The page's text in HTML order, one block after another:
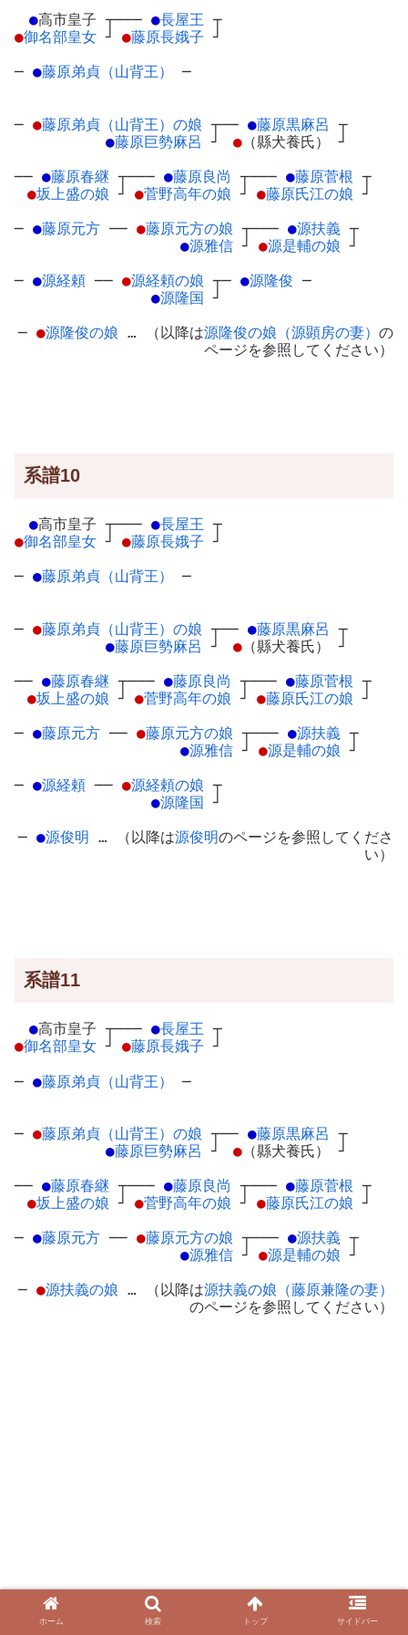
●高市皇子 ┬
●御名部皇女 ┘
─── ●長屋王 ┬
●藤原長娥子 ┘
─ ●藤原弟貞（山背王） ─
─ ●藤原弟貞（山背王）の娘 ┬
●藤原巨勢麻呂 ┘
── ●藤原黒麻呂 ┬
● （縣犬養氏） ┘
── ●藤原春継 ┬
●坂上盛の娘 ┘
─── ●藤原良尚 ┬
●菅野高年の娘 ┘
─── ●藤原菅根 ┬
●藤原氏江の娘 ┘
─ ●藤原元方 ── ●藤原元方の娘 ┬
●源雅信 ┘
─── ●源扶義 ┬
●源是輔の娘 ┘
─ ●源経頼 ── ●源経頼の娘 ┬
●源隆国 ┘
─ ●源隆俊 ─
─ ●源隆俊の娘 … （以降は源隆俊の娘（源顕房の妻） の
ページを参照してください）
系譜10
●高市皇子 ┬
●御名部皇女 ┘
─── ●長屋王 ┬
●藤原長娥子 ┘
─ ●藤原弟貞（山背王） ─
─ ●藤原弟貞（山背王）の娘 ┬
●藤原巨勢麻呂 ┘
── ●藤原黒麻呂 ┬
● （縣犬養氏） ┘
── ●藤原春継 ┬
●坂上盛の娘 ┘
─── ●藤原良尚 ┬
●菅野高年の娘 ┘
─── ●藤原菅根 ┬
●藤原氏江の娘 ┘
─ ●藤原元方 ── ●藤原元方の娘 ┬
●源雅信 ┘
─── ●源扶義 ┬
●源是輔の娘 ┘
─ ●源経頼 ── ●源経頼の娘 ┬
●源隆国 ┘
─ ●源俊明 … （以降は源俊明のページを参照してくださ
い）
系譜11
●高市皇子 ┬
●御名部皇女 ┘
─── ●長屋王 ┬
●藤原長娥子 ┘
─ ●藤原弟貞（山背王） ─
─ ●藤原弟貞（山背王）の娘 ┬
●藤原巨勢麻呂 ┘
── ●藤原黒麻呂 ┬
● （縣犬養氏） ┘
── ●藤原春継 ┬
●坂上盛の娘 ┘
─── ●藤原良尚 ┬
●菅野高年の娘 ┘
─── ●藤原菅根 ┬
●藤原氏江の娘 ┘
─ ●藤原元方 ── ●藤原元方の娘 ┬
●源雅信 ┘
─── ●源扶義 ┬
●源是輔の娘 ┘
─ ●源扶義の娘 … （以降は源扶義の娘（藤原兼隆の妻）
のページを参照してください）
ホーム 検索 トップ サイドバー